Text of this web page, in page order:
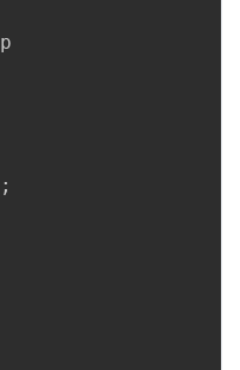
;